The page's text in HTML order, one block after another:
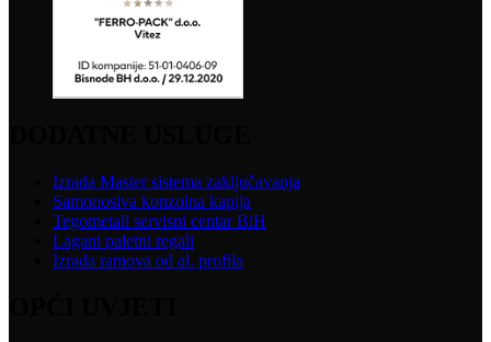
Izrada Master sistema zaključavanja
Samonosiva konzolna kapija
Tegometall servisni centar BiH
Lagani paletni regali
Izrada ramova od al. profila